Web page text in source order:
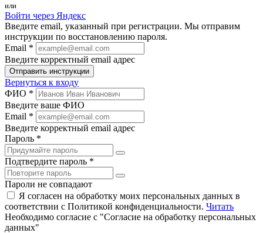
или
Войти через Яндекс
Введите email, указанный при регистрации. Мы отправим
инструкции по восстановлению пароля.
Email *
Введите корректный email адрес
Отправить инструкции
Вернуться к входу
ФИО *
Введите ваше ФИО
Email *
Введите корректный email адрес
Пароль *
Подтвердите пароль *
Пароли не совпадают
Я согласен на обработку моих персональных данных в
соответствии с Политикой конфиденциальности. Читать
Необходимо согласие с "Согласие на обработку персональных
данных"